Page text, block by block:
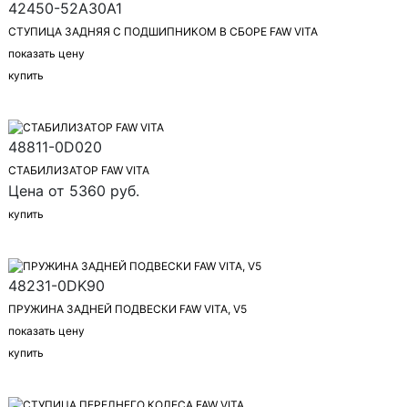
42450-52A30A1
СТУПИЦА ЗАДНЯЯ С ПОДШИПНИКОМ В СБОРЕ FAW VITA
показать цену
купить
48811-0D020
СТАБИЛИЗАТОР FAW VITA
Цена от 5360 руб.
купить
48231-0DK90
ПРУЖИНА ЗАДНЕЙ ПОДВЕСКИ FAW VITA, V5
показать цену
купить